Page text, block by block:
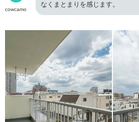
cowcamo
なくまとまりを感じます。